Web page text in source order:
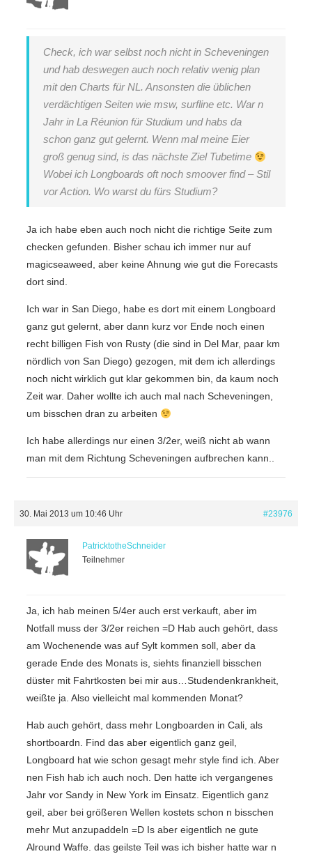
Check, ich war selbst noch nicht in Scheveningen
und hab deswegen auch noch relativ wenig plan
mit den Charts für NL. Ansonsten die üblichen
verdächtigen Seiten wie msw, surfline etc. War n
Jahr in La Réunion für Studium und habs da
schon ganz gut gelernt. Wenn mal meine Eier
groß genug sind, is das nächste Ziel Tubetime
Wobei ich Longboards oft noch smoover find – Stil
vor Action. Wo warst du fürs Studium?
Ja ich habe eben auch noch nicht die richtige Seite zum
checken gefunden. Bisher schau ich immer nur auf
magicseaweed, aber keine Ahnung wie gut die Forecasts
dort sind.
Ich war in San Diego, habe es dort mit einem Longboard
ganz gut gelernt, aber dann kurz vor Ende noch einen
recht billigen Fish von Rusty (die sind in Del Mar, paar km
nördlich von San Diego) gezogen, mit dem ich allerdings
noch nicht wirklich gut klar gekommen bin, da kaum noch
Zeit war. Daher wollte ich auch mal nach Scheveningen,
um bisschen dran zu arbeiten
Ich habe allerdings nur einen 3/2er, weiß nicht ab wann
man mit dem Richtung Scheveningen aufbrechen kann..
30. Mai 2013 um 10:46 Uhr #23976
PatricktotheSchneider
Teilnehmer
Ja, ich hab meinen 5/4er auch erst verkauft, aber im
Notfall muss der 3/2er reichen =D Hab auch gehört, dass
am Wochenende was auf Sylt kommen soll, aber da
gerade Ende des Monats is, siehts finanziell bisschen
düster mit Fahrtkosten bei mir aus…Studendenkrankheit,
weißte ja. Also vielleicht mal kommenden Monat?
Hab auch gehört, dass mehr Longboarden in Cali, als
shortboardn. Find das aber eigentlich ganz geil,
Longboard hat wie schon gesagt mehr style find ich. Aber
nen Fish hab ich auch noch. Den hatte ich vergangenes
Jahr vor Sandy in New York im Einsatz. Eigentlich ganz
geil, aber bei größeren Wellen kostets schon n bisschen
mehr Mut anzupaddeln =D Is aber eigentlich ne gute
Alround Waffe. das geilste Teil was ich bisher hatte war n